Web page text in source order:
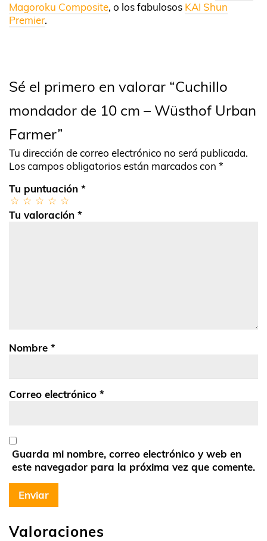
Magoroku Composite, o los fabulosos KAI Shun
Premier.
Valoraciones
Sé el primero en valorar “Cuchillo
mondador de 10 cm – Wüsthof Urban
Farmer”
Tu dirección de correo electrónico no será publicada.
Los campos obligatorios están marcados con *
Tu puntuación *
Tu valoración *
Nombre *
Correo electrónico *
Guarda mi nombre, correo electrónico y web en
este navegador para la próxima vez que comente.